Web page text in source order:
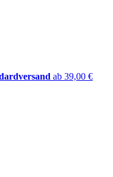
ab 39,00 €